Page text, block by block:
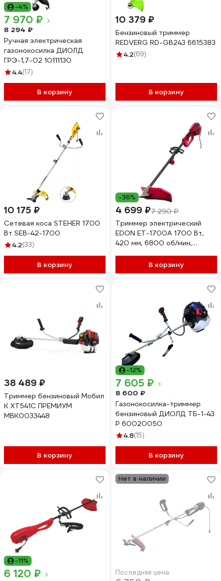
-4%
7 970 ₽
8 294 ₽
Ручная электрическая
газонокосилка ДИОЛД
ГРЭ-1,7-02 10111130
4.4(17)
В корзину
10 379 ₽
Бензиновый триммер
REDVERG RD-GB243 6615383
4.2(69)
В корзину
10 175 ₽
Сетевая коса STEHER 1700
Вт SEB-42-1700
4.2(33)
В корзину
-36%
4 699 ₽7 290 ₽
Триммер электрический
EDON ET-1700A 1700 Вт,
420 мм, 6800 об/мин,
В корзину
38 489 ₽
Триммер бензиновый Мобил
К XT541C ПРЕМИУМ
MBK0033448
В корзину
-12%
7 605 ₽
8 600 ₽
Газонокосилка-триммер
бензиновый ДИОЛД ТБ-1-43
Р 60020050
4.8(15)
В корзину
-11%
6 120 ₽
Нет в наличии
Последняя цена